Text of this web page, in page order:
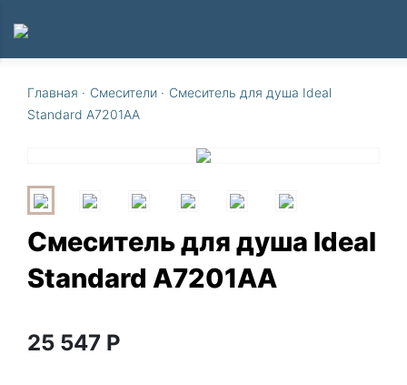
Главная · Смесители · Смеситель для душа Ideal
Standard A7201AA
Смеситель для душа Ideal
Standard A7201AA
25 547 Р